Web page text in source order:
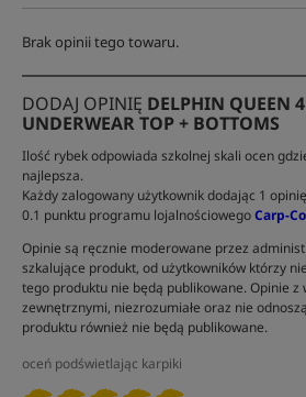
Brak opinii tego towaru.
DODAJ OPINIĘ DELPHIN QUEEN
UNDERWEAR TOP + BOTTOMS
Ilość rybek odpowiada szkolnej skali ocen
najlepsza.
Każdy zalogowany użytkownik dodając 1
0.1 punktu programu lojalnościowegoCarp-
Opinie są ręcznie moderowane przez
szkalujące produkt, od użytkowników którzy
tego produktu nie będą publikowane. Opinie
zewnętrznymi, niezrozumiałe oraz nie
produktu również nie będą publikowane.
oceń podświetlając karpiki